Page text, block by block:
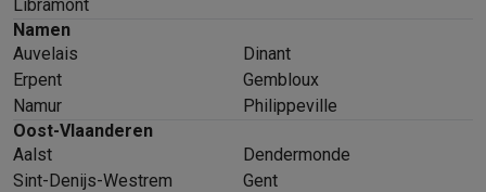
Libramont
Namen
Auvelais
Dinant
Erpent
Gembloux
Namur
Philippeville
Oost-Vlaanderen
Aalst
Dendermonde
Sint-Denijs-Westrem
Gent